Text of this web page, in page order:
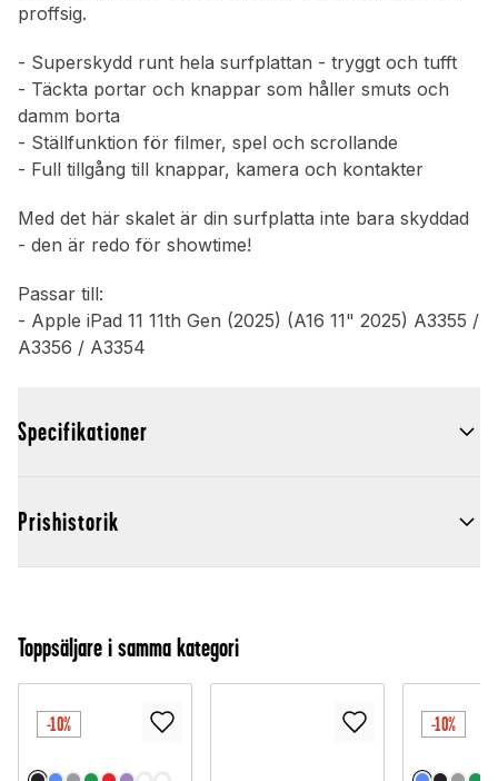
proffsig.
- Superskydd runt hela surfplattan - tryggt och tufft
- Täckta portar och knappar som håller smuts och
damm borta
- Ställfunktion för filmer, spel och scrollande
- Full tillgång till knappar, kamera och kontakter
Med det här skalet är din surfplatta inte bara skyddad
- den är redo för showtime!
Passar till:
- Apple iPad 11 11th Gen (2025) (A16 11" 2025) A3355 /
A3356 / A3354
Specifikationer
Prishistorik
Toppsäljare i samma kategori
-10% -10%